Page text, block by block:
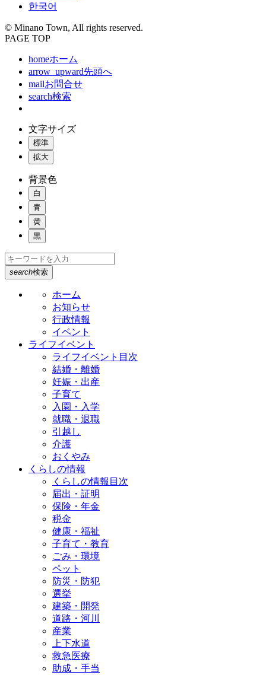
한국어
© Minano Town, All rights reserved.
PAGE TOP
homeホーム
arrow_upward先頭へ
mailお問合せ
search検索
文字サイズ
標準
拡大
背景色
白
青
黄
黒
search検索
ホーム
お知らせ
行政情報
イベント
ライフイベント
ライフイベント目次
結婚・離婚
妊娠・出産
子育て
入園・入学
就職・退職
引越し
介護
おくやみ
くらしの情報
くらしの情報目次
届出・証明
保険・年金
税金
健康・福祉
子育て・教育
ごみ・環境
ペット
防災・防犯
選挙
建築・開発
道路・河川
産業
上下水道
救急医療
助成・手当